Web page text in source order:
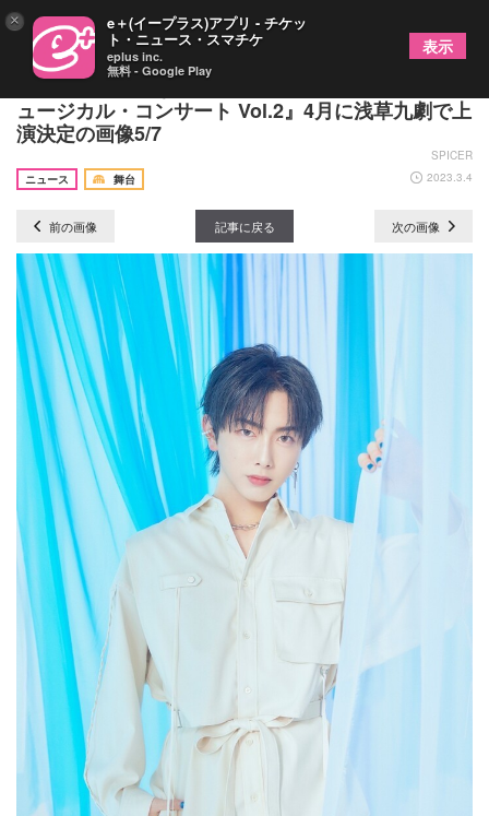
小劇場で本格的なミュージカルコンサート『九劇ミ
ュージカル・コンサート Vol.2』4月に浅草九劇で上
演決定の画像5/7
SPICER
ニュース
舞台 2023.3.4
前の画像 記事に戻る 次の画像
× e＋(イープラス)アプリ - チケッ
ト・ニュース・スマチケ
eplus inc.
無料 - Google Play
表示